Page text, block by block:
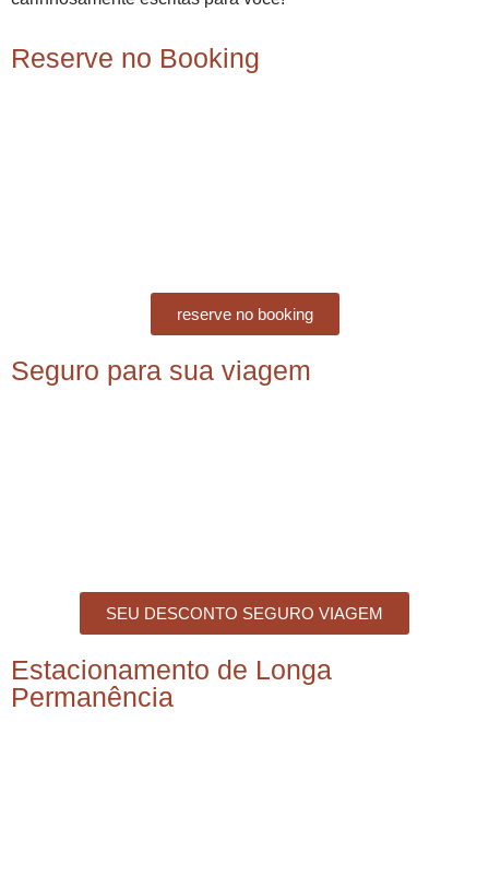
Reserve no Booking
reserve no booking
Seguro para sua viagem
SEU DESCONTO SEGURO VIAGEM
Estacionamento de Longa
Permanência